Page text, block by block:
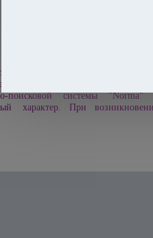
принято на
текста на русский язык
поисковой системы
характер. При